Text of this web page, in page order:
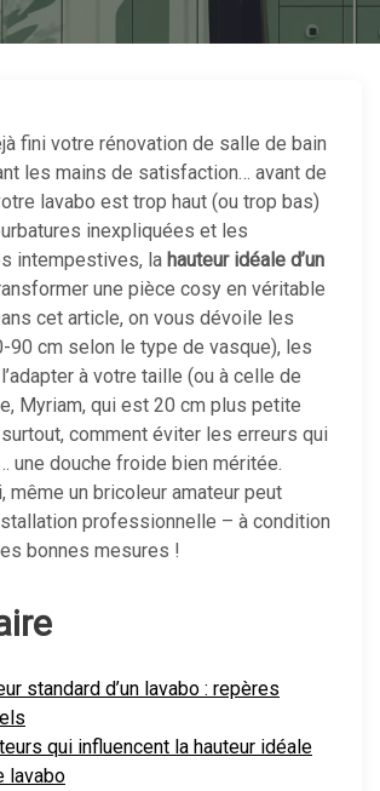
fini votre rénovation de salle de bain
les mains de satisfaction… avant de
lavabo est trop haut (ou trop bas)
inexpliquées et les
intempestives, la hauteur idéale d’un
une pièce cosy en véritable
cet article, on vous dévoile les
90 cm selon le type de vasque), les
à votre taille (ou à celle de
Myriam, qui est 20 cm plus petite
comment éviter les erreurs qui
une douche froide bien méritée.
même un bricoleur amateur peut
professionnelle – à condition
bonnes mesures !
standard d’un lavabo : repères
qui influencent la hauteur idéale
lavabo